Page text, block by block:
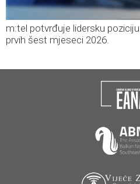
m:tel potvrđuje lidersku
prvih šest mjeseci 2026.